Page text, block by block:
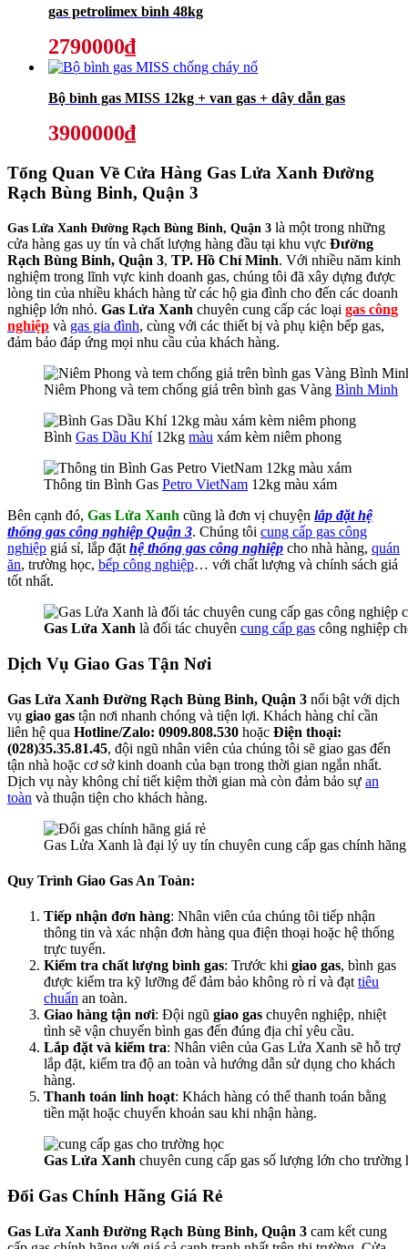
gas petrolimex bình 48kg
2790000₫
Bộ bình gas MISS 12kg + van gas + dây dẫn gas
3900000₫
Tổng Quan Về Cửa Hàng Gas Lửa Xanh Đường
Rạch Bùng Binh, Quận 3
Gas Lửa Xanh Đường Rạch Bùng Binh, Quận 3 là một trong những
cửa hàng gas uy tín và chất lượng hàng đầu tại khu vực Đường
Rạch Bùng Binh, Quận 3, TP. Hồ Chí Minh. Với nhiều năm kinh
nghiệm trong lĩnh vực kinh doanh gas, chúng tôi đã xây dựng được
lòng tin của nhiều khách hàng từ các hộ gia đình cho đến các doanh
nghiệp lớn nhỏ. Gas Lửa Xanh chuyên cung cấp các loại gas công
nghiệp và gas gia đình, cùng với các thiết bị và phụ kiện bếp gas,
đảm bảo đáp ứng mọi nhu cầu của khách hàng.
Niêm Phong và tem chống giả trên bình gas Vàng Bình Minh
Bình Gas Dầu Khí12kg màu xám kèm niêm phong
Thông tin Bình Gas Petro VietNam 12kg màu xám
Bên cạnh đó, Gas Lửa Xanh cũng là đơn vị chuyện lắp đặt hệ
thống gas công nghiệp Quận 3. Chúng tôi cung cấp gas công
nghiệp giá sỉ, lắp đặt hệ thống gas công nghiệp cho nhà hàng, quán
ăn, trường học, bếp công nghiệp… với chất lượng và chính sách giá
tốt nhất.
Gas Lửa Xanh là đối tác chuyên cung cấp gas công nghiệp
Dịch Vụ Giao Gas Tận Nơi
Gas Lửa Xanh Đường Rạch Bùng Binh, Quận 3 nổi bật với dịch
vụ giao gas tận nơi nhanh chóng và tiện lợi. Khách hàng chỉ cần
liên hệ qua Hotline/Zalo: 0909.808.530 hoặc Điện thoại:
(028)35.35.81.45, đội ngũ nhân viên của chúng tôi sẽ giao gas đến
tận nhà hoặc cơ sở kinh doanh của bạn trong thời gian ngắn nhất.
Dịch vụ này không chỉ tiết kiệm thời gian mà còn đảm bảo sự an
toàn và thuận tiện cho khách hàng.
Gas Lửa Xanh là đại lý uy tín chuyên cung cấp gas chính
Quy Trình Giao Gas An Toàn:
Tiếp nhận đơn hàng: Nhân viên của chúng tôi tiếp nhận
thông tin và xác nhận đơn hàng qua điện thoại hoặc hệ thống
trực tuyến.
Kiểm tra chất lượng bình gas: Trước khi giao gas, bình gas
được kiểm tra kỹ lưỡng để đảm bảo không rò rỉ và đạt tiêu
chuẩn an toàn.
Giao hàng tận nơi: Đội ngũ giao gas chuyên nghiệp, nhiệt
tình sẽ vận chuyển bình gas đến đúng địa chỉ yêu cầu.
Lắp đặt và kiểm tra: Nhân viên của Gas Lửa Xanh sẽ hỗ trợ
lắp đặt, kiểm tra độ an toàn và hướng dẫn sử dụng cho khách
hàng.
Thanh toán linh hoạt: Khách hàng có thể thanh toán bằng
tiền mặt hoặc chuyển khoản sau khi nhận hàng.
Gas Lửa Xanh chuyên cung cấp gas số lượng lớn cho
Đổi Gas Chính Hãng Giá Rẻ
Gas Lửa Xanh Đường Rạch Bùng Binh, Quận 3 cam kết cung